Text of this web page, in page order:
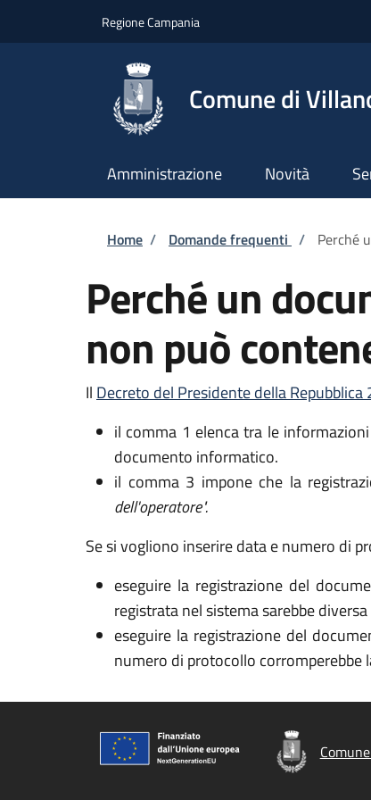
Regione Campania
Comune di
Amministrazione Novità
Briciole di pane
Home / Domande frequenti / Perché
Perché un
non può
Il Decreto del Presidente della
il comma 1 elenca tra le
documento informatico.
il comma 3 impone che la
dell'operatore".
Se si vogliono inserire data e numero di
eseguire la registrazione del
registrata nel sistema sarebbe
eseguire la registrazione del
numero di protocollo corromperebbe